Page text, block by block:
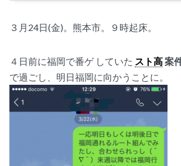
３月24日(金)。熊本市。９時起床。
４日前に福岡で番ゲ していた スト高案
で過ごし、明日福岡に向かうことに。